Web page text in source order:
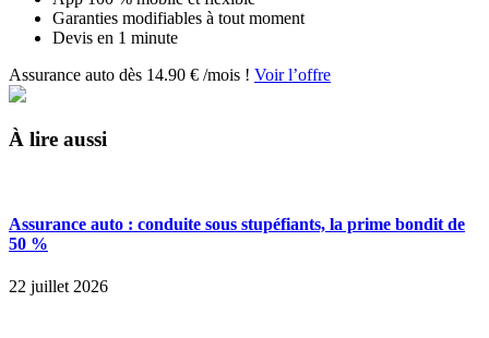
Garanties modifiables à tout moment
Devis en 1 minute
Assurance auto dès 14.90 € /mois ! Voir l’offre
À lire aussi
Assurance auto : conduite sous stupéfiants, la prime bondit de
50 %
22 juillet 2026